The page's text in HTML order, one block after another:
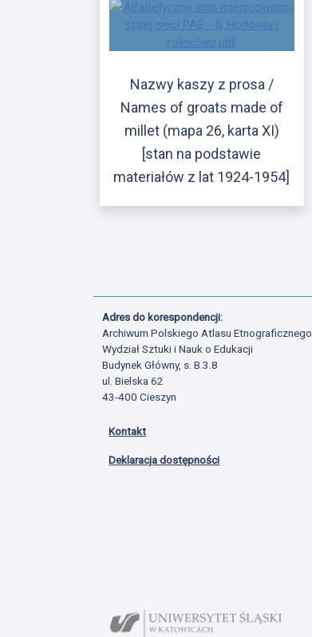
Nazwy kaszy z prosa /
Names of groats made of
millet (mapa 26, karta XI)
[stan na podstawie
materiałów z lat 1924-1954]
Adres do korespondencji:
Archiwum Polskiego Atlasu Etnograficznego
Wydział Sztuki i Nauk o Edukacji
Budynek Główny, s. B.3.8
ul. Bielska 62
43-400 Cieszyn
Kontakt
Deklaracja dostępności